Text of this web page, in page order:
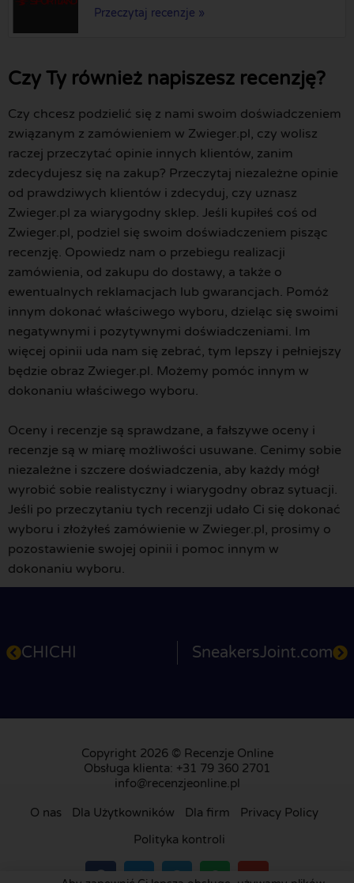
Przeczytaj recenzje »
Czy Ty również napiszesz recenzję?
Czy chcesz podzielić się z nami swoim doświadczeniem
związanym z zamówieniem w Zwieger.pl, czy wolisz
raczej przeczytać opinie innych klientów, zanim
zdecydujesz się na zakup? Przeczytaj niezależne opinie
od prawdziwych klientów i zdecyduj, czy uznasz
Zwieger.pl za wiarygodny sklep. Jeśli kupiłeś coś od
Zwieger.pl, podziel się swoim doświadczeniem pisząc
recenzję. Opowiedz nam o przebiegu realizacji
zamówienia, od zakupu do dostawy, a także o
ewentualnych reklamacjach lub gwarancjach. Pomóż
innym dokonać właściwego wyboru, dzieląc się swoimi
negatywnymi i pozytywnymi doświadczeniami. Im
więcej opinii uda nam się zebrać, tym lepszy i pełniejszy
będzie obraz Zwieger.pl. Możemy pomóc innym w
dokonaniu właściwego wyboru.
Oceny i recenzje są sprawdzane, a fałszywe oceny i
recenzje są w miarę możliwości usuwane. Cenimy sobie
niezależne i szczere doświadczenia, aby każdy mógł
wyrobić sobie realistyczny i wiarygodny obraz sytuacji.
Jeśli po przeczytaniu tych recenzji udało Ci się dokonać
wyboru i złożyłeś zamówienie w Zwieger.pl, prosimy o
pozostawienie swojej opinii i pomoc innym w
dokonaniu wyboru.
CHICHI SneakersJoint.com
Copyright 2026 © Recenzje Online
Obsługa klienta: +31 79 360 2701
info@recenzjeonline.pl
O nas Dla Użytkowników Dla firm
Privacy Policy
Polityka kontroli